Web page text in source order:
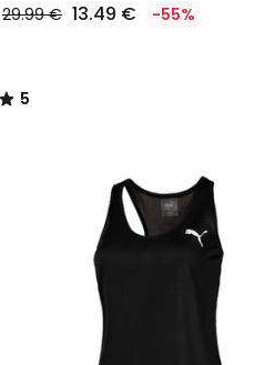
29.99 € 13.49 € -55%
5
/